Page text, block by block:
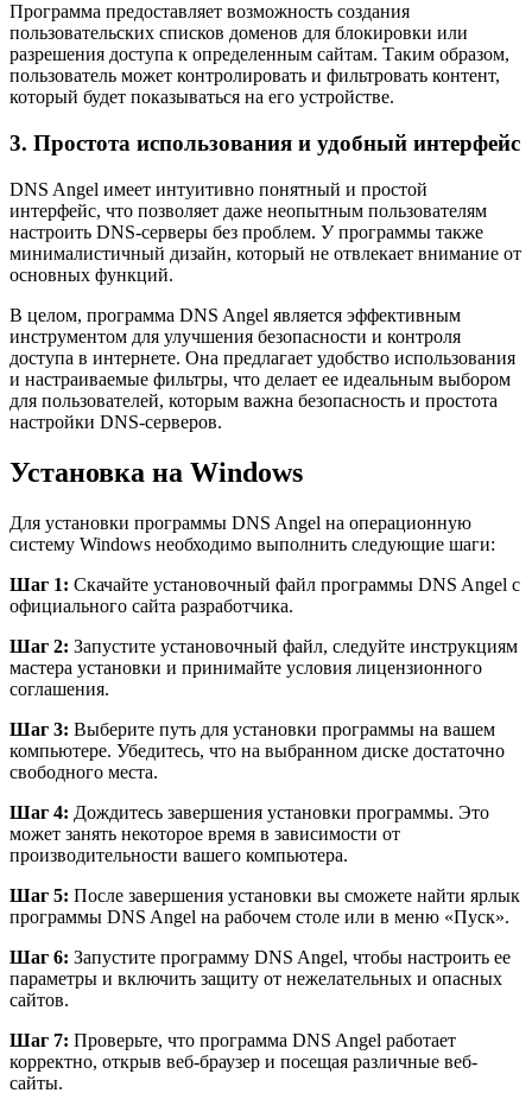
Программа предоставляет возможность создания
пользовательских списков доменов для блокировки или
разрешения доступа к определенным сайтам. Таким образом,
пользователь может контролировать и фильтровать контент,
который будет показываться на его устройстве.
3. Простота использования и удобный интерфейс
DNS Angel имеет интуитивно понятный и простой
интерфейс, что позволяет даже неопытным пользователям
настроить DNS-серверы без проблем. У программы также
минималистичный дизайн, который не отвлекает внимание от
основных функций.
В целом, программа DNS Angel является эффективным
инструментом для улучшения безопасности и контроля
доступа в интернете. Она предлагает удобство использования
и настраиваемые фильтры, что делает ее идеальным выбором
для пользователей, которым важна безопасность и простота
настройки DNS-серверов.
Установка на Windows
Для установки программы DNS Angel на операционную
систему Windows необходимо выполнить следующие шаги:
Шаг 1: Скачайте установочный файл программы DNS Angel с
официального сайта разработчика.
Шаг 2: Запустите установочный файл, следуйте инструкциям
мастера установки и принимайте условия лицензионного
соглашения.
Шаг 3: Выберите путь для установки программы на вашем
компьютере. Убедитесь, что на выбранном диске достаточно
свободного места.
Шаг 4: Дождитесь завершения установки программы. Это
может занять некоторое время в зависимости от
производительности вашего компьютера.
Шаг 5: После завершения установки вы сможете найти ярлык
программы DNS Angel на рабочем столе или в меню «Пуск».
Шаг 6: Запустите программу DNS Angel, чтобы настроить ее
параметры и включить защиту от нежелательных и опасных
сайтов.
Шаг 7: Проверьте, что программа DNS Angel работает
корректно, открыв веб-браузер и посещая различные веб-
сайты.